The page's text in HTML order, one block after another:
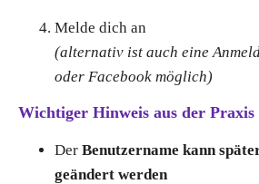
Melde dich an
(alternativ ist auch eine
oder Facebook möglich)
Wichtiger Hinweis aus der Praxis
Der Benutzername kann
geändert werden